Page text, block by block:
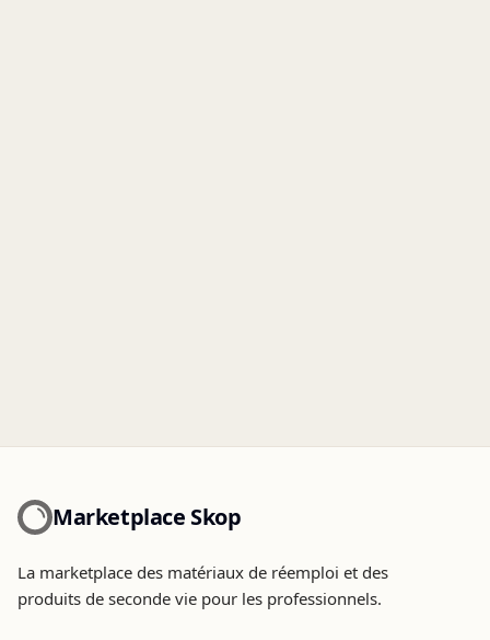
Marketplace Skop
La marketplace des matériaux de réemploi et des
produits de seconde vie pour les professionnels.